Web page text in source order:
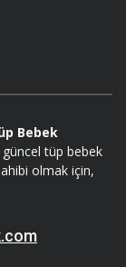
Bebek
tüp bebek
olmak için,